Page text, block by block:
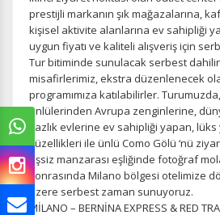
prestijli markanın şık mağazalarına,
kişisel aktivite alanlarına ev sahipliği
uygun fiyatı ve kaliteli alışveriş için
Tur bitiminde sunulacak serbest
misafirlerimiz, ekstra düzenlenecek
programımıza katılabilirler.
ünlülerinden Avrupa zenginlerine,
yazlık evlerine ev sahipliği yapan, lüks
güzellikleri ile ünlü Como Gölü ‘nü
eşsiz manzarası eşliğinde fotoğraf
sonrasında Milano bölgesi otelimize
üzere serbest zaman sunuyoruz.
MİLANO – BERNİNA EXPRESS & RED